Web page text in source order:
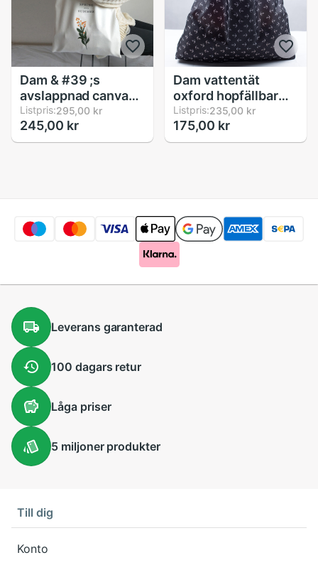
Dam & #39 ;s
avslappnad canvas
axelväska blommor
utskrift
shoppingväska
shoppingväskor
Listpris:295,00 kr
245,00 kr
Dam vattentät
oxford hopfällbar
eko shoppingväska
väska bärbar
återanvändbar
Listpris:235,00 kr
175,00 kr
Leverans garanterad
100 dagars retur
Lågapriser
5 miljonerprodukter
Till dig
Konto